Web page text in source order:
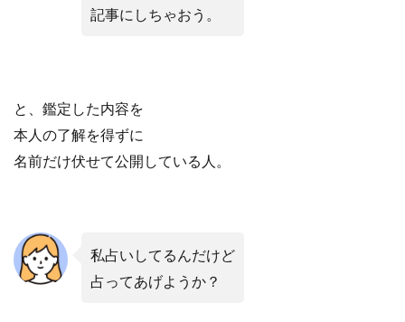
記事にしちゃおう。
と、鑑定した内容を
本人の了解を得ずに
名前だけ伏せて公開している人。
私占いしてるんだけど
占ってあげようか？